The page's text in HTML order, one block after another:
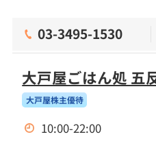
03-3495-1530
大戸屋ごはん処 五
大戸屋株主優待
10:00-22:00